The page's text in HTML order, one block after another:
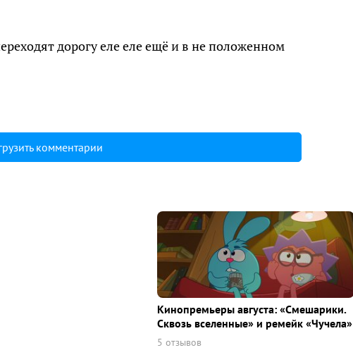
дорогу еле еле ещё и в не положенном
комментарии
Кинопремьеры августа: «Смешарики.
Сквозь вселенные» и ремейк «Чучела»
5 отзывов